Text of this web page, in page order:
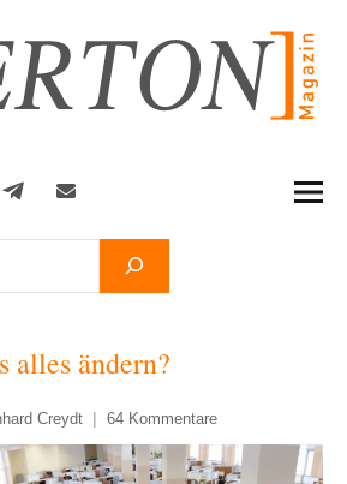
Telegram
alles ändern?
Creydt 64 Kommentare